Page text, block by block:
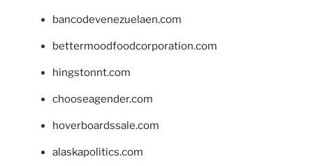
bancodevenezuelaen.com
bettermoodfoodcorporation.com
hingstonnt.com
chooseagender.com
hoverboardssale.com
alaskapolitics.com